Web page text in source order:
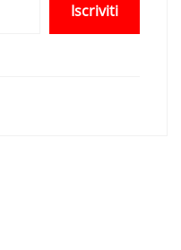
Iscriviti